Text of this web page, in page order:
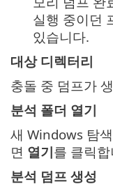
실행 중이던
있습니다.
대상 디렉터리
충돌 중 덤프가
분석 폴더 열기
새 Windows 탐
면 열기를 클릭
분석 덤프 생성